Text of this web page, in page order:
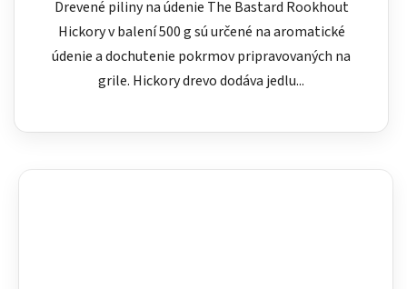
Drevené piliny na údenie The Bastard Rookhout
Hickory v balení 500 g sú určené na aromatické
údenie a dochutenie pokrmov pripravovaných na
grile. Hickory drevo dodáva jedlu...